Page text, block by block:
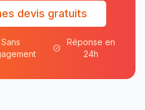
devis gratuits
Sans
Réponse en
24h